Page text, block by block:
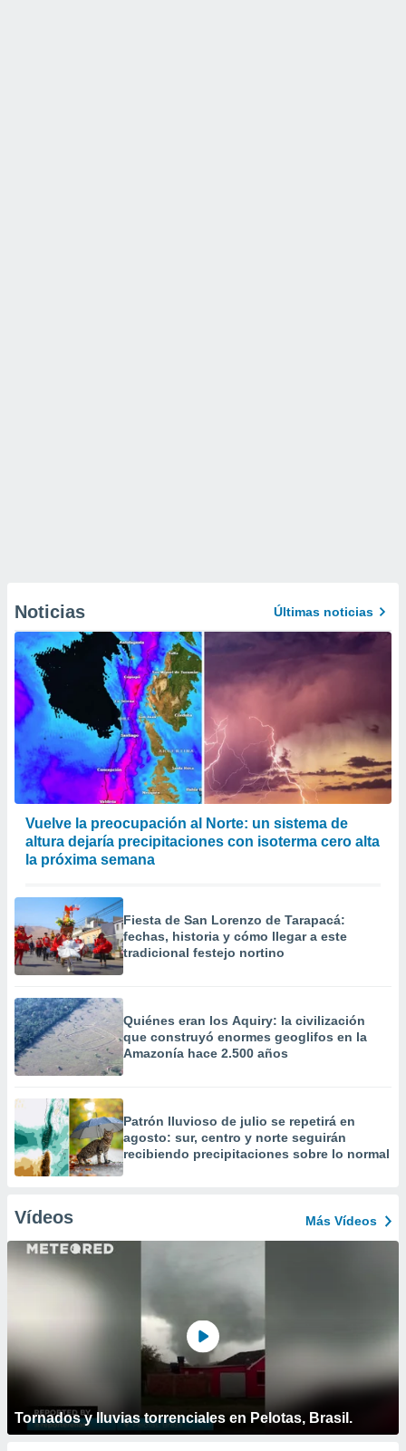
Noticias Últimas noticias
Vuelve la preocupación al Norte: un sistema de
altura dejaría precipitaciones con isoterma cero alta
la próxima semana
Fiesta de San Lorenzo de Tarapacá:
fechas, historia y cómo llegar a este
tradicional festejo nortino
Quiénes eran los Aquiry: la civilización
que construyó enormes geoglifos en la
Amazonía hace 2.500 años
Patrón lluvioso de julio se repetirá en
agosto: sur, centro y norte seguirán
recibiendo precipitaciones sobre lo normal
Vídeos Más Vídeos
Tornados y lluvias torrenciales en Pelotas, Brasil.